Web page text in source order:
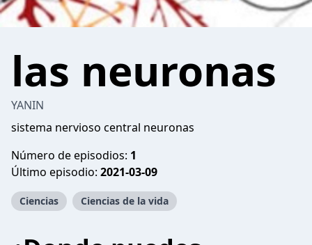
las neuronas
YANIN
sistema nervioso central neuronas
Número de episodios: 1
Último episodio: 2021-03-09
Ciencias Ciencias de la vida